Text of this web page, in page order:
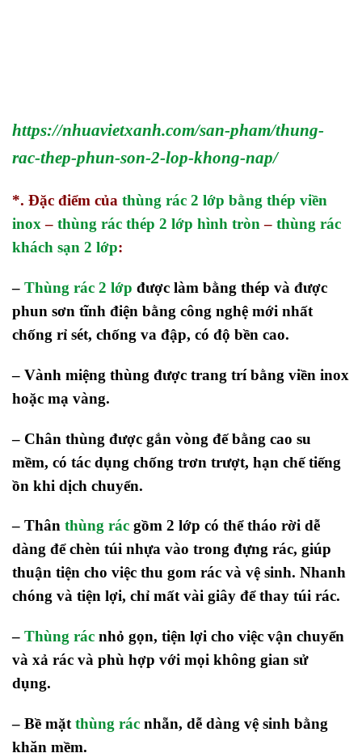
https://nhuavietxanh.com/san-pham/thung-
rac-thep-phun-son-2-lop-khong-nap/
*. Đặc điểm của thùng rác 2 lớp bằng thép viền
inox – thùng rác thép 2 lớp hình tròn – thùng rác
khách sạn 2 lớp:
– Thùng rác 2 lớp được làm bằng thép và được
phun sơn tĩnh điện bằng công nghệ mới nhất
chống rỉ sét, chống va đập, có độ bền cao.
– Vành miệng thùng được trang trí bằng viền inox
hoặc mạ vàng.
– Chân thùng được gắn vòng đế bằng cao su
mềm, có tác dụng chống trơn trượt, hạn chế tiếng
ồn khi dịch chuyển.
– Thân thùng rác gồm 2 lớp có thể tháo rời dễ
dàng để chèn túi nhựa vào trong đựng rác, giúp
thuận tiện cho việc thu gom rác và vệ sinh. Nhanh
chóng và tiện lợi, chỉ mất vài giây để thay túi rác.
– Thùng rác nhỏ gọn, tiện lợi cho việc vận chuyển
và xả rác và phù hợp với mọi không gian sử
dụng.
– Bề mặt thùng rác nhẵn, dễ dàng vệ sinh bằng
khăn mềm.